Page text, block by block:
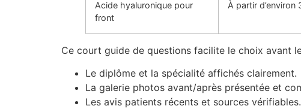
Acide hyaluronique pour
front
À partir
Ce court guide de questions facilite le choix avant
Le diplôme et la spécialité affichés clairement.
La galerie photos avant/après présentée et
Les avis patients récents et sources vérifiables.